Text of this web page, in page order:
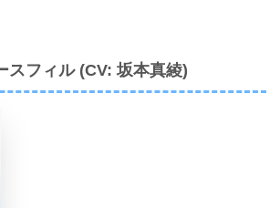
スフィル (CV: 坂本真綾)